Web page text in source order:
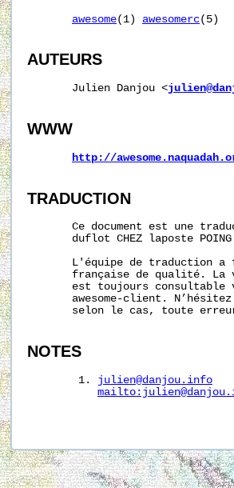
awesome(1) awesomerc(5)
AUTEURS
       Julien Danjou <
WWW
http://
TRADUCTION
Ce document est une
duflot CHEZ laposte
L'équipe de traduction a
française de qualité. La
est toujours consultable
awesome-client.
selon le cas, toute
NOTES
        1.
julien@danjou.info